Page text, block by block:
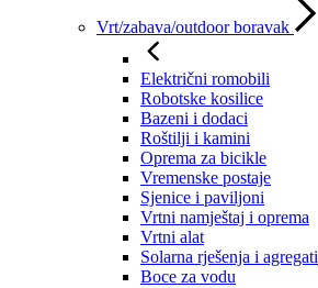
Vrt/zabava/outdoor boravak
Električni romobili
Robotske kosilice
Bazeni i dodaci
Roštilji i kamini
Oprema za bicikle
Vremenske postaje
Sjenice i paviljoni
Vrtni namještaj i oprema
Vrtni alat
Solarna rješenja i agregati
Boce za vodu